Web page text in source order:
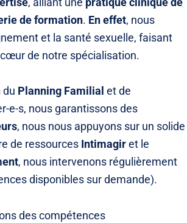
de formation. En effet, nous
et la santé sexuelle, faisant
cœur de notre spécialisation.
du Planning Familial et de
e-s, nous garantissons des
, nous nous appuyons sur un solide
de ressources Intimagiret le
, nous intervenons régulièrement
disponibles sur demande).
des compétences